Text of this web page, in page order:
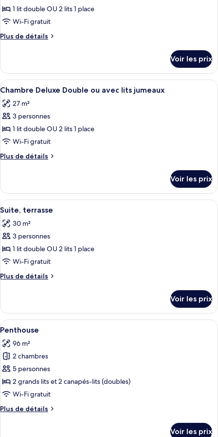
pour
ce
type
de
Suite
Junior
1 lit double OU 2 lits 1 place
Wi-Fi gratuit
Plus de détails
Plus
le
type
de
Suite
Junior
Voir les prix
Afficher
toutes
les
photos
pour
ce
type
de
Chambre
Deluxe
Double
ou
avec
lits
jumeaux
Chambre Deluxe Double ou avec
7
Chambre Deluxe Double ou avec lits jumeaux
27 m²
3 personnes
1 lit double OU 2 lits 1 place
Wi-Fi gratuit
Plus de détails
Plus
le
type
de
Chambre
Deluxe
ou
avec
jumeaux
Voir les prix
Afficher
toutes
les
photos
pour
ce
type
de
Suite,
terrasse
Suite, terrasse | Literie de qualité
10
Suite, terrasse
30 m²
3 personnes
1 lit double OU 2 lits 1 place
Wi-Fi gratuit
Plus de détails
Plus
le
type
de
Suite,
terrasse
Voir les prix
Afficher
toutes
les
photos
pour
ce
type
chambre :
Literie de qualité supérieure,
8
Penthouse
96 m²
2 chambres
5 personnes
2 grands lits et 2 canapés-lits (doubles)
Wi-Fi gratuit
Plus de détails
Plus
Voir les prix